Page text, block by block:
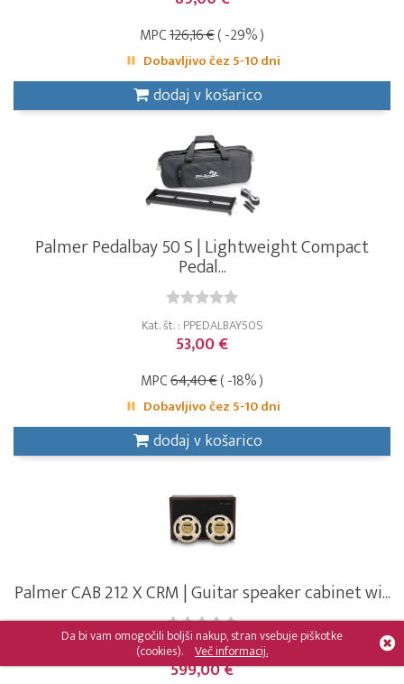
MPC126,16 €( -29% )
Dobavljivo čez 5-10 dni
dodaj v košarico
Palmer Pedalbay 50 S | Lightweight Compact
Pedal...
Kat. št. : PPEDALBAY50S
53,00 €
MPC64,40 €( -18% )
Dobavljivo čez 5-10 dni
dodaj v košarico
Palmer CAB 212 X CRM | Guitar speaker cabinet wi...
Kat. št. : PCAB212XCRM
599,00 €
Da bi vam omogočili boljši nakup, stran vsebuje piškotke
(cookies). Več informacij.